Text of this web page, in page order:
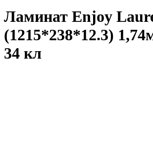
Ламинат Enjoy
(1215*238*12.3)
34 кл